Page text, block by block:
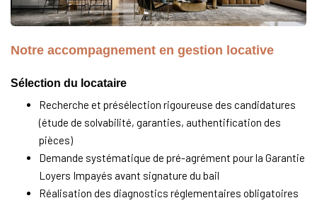
Notre accompagnement en gestion locative
Sélection du locataire
Recherche et présélection rigoureuse des candidatures
(étude de solvabilité, garanties, authentification des
pièces)
Demande systématique de pré-agrément pour la Garantie
Loyers Impayés avant signature du bail
Réalisation des diagnostics réglementaires obligatoires